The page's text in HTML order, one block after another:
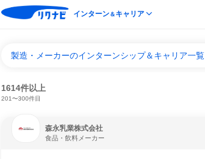
インターン＆キャリア
製造・メーカーのインターンシップ＆キャリア一覧
1614件以上
201〜300件目
森永乳業株式会社
食品・飲料メーカー